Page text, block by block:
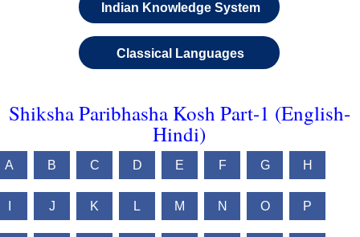
Indian Knowledge System
Classical Languages
Shiksha Paribhasha Kosh Part-1 (English-
Hindi)
A B C D E F G H
J K L M N O P